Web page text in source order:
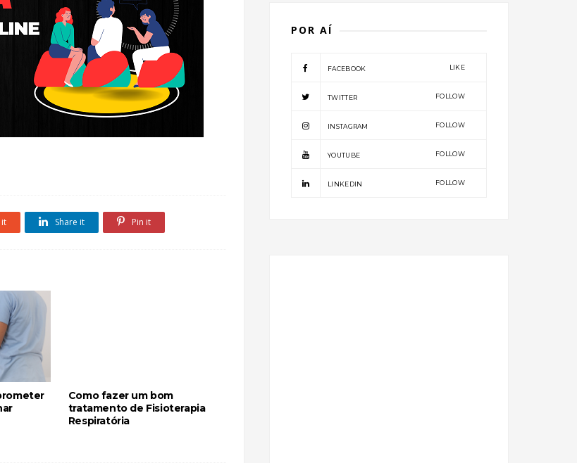
it Share it Pin it
Como fazer um bom
tratamento de Fisioterapia
Respiratória
POR AÍ
FACEBOOK LIKE
TWITTER FOLLOW
INSTAGRAM FOLLOW
YOUTUBE FOLLOW
LINKEDIN FOLLOW